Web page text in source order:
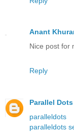
Anant
Nice post for
Reply
Parallel
paralleldots
paralleldots